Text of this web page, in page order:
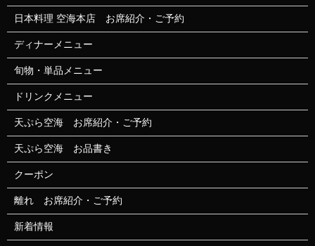
日本料理 空海本店 お席紹介・ご予約
ディナーメニュー
旬物・単品メニュー
ドリンクメニュー
天ぷら空海 お席紹介・ご予約
天ぷら空海 お品書き
クーポン
離れ お席紹介・ご予約
新着情報